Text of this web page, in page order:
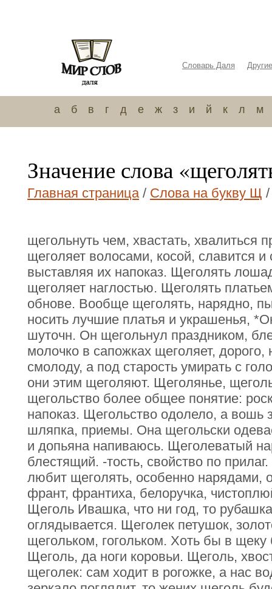
Словарь Даля
а б в г д е ж з и й к л м
Значение слова
Главная страница/ Слова на букву Щ
щегольнуть чем, хвастать, хвалиться
щеголяет волосами, косой, славится
выставляя их напоказ. Щеголять
щеголяет наглостью. Щеголять
обнове. Вообще щеголять, нарядно,
носить лучшие платья и украшенья,
шуточн. Он щегольнул праздником,
молочко в сапожках щеголяет,
смолоду, а под старость умирать с
они этим щеголяют. Щеголянье,
щегольство более общее понятие:
напоказ. Щегольство одолело, а вошь
шляпка, приемы. Она щегольски
и допьяна напиваюсь. Щеголеватый
блестящий. -тость, свойство по
любит щеголять, особенно нарядами,
франт, франтиха, белоручка,
Щеголь Ивашка, что ни год, то
оглядывается. Щеголек петушок,
щегольком, гогольком. Хоть бы в
Щеголь, да ноги коровьи. Щеголь,
щеголек: сам ходит в рогожке, а нас